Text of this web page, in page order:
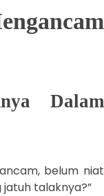
Dalam
belum niat
talaknya?”